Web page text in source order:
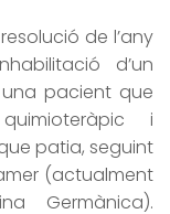
de l’any
d’un
pacient que
i
patia, seguint
(actualment
Germànica).